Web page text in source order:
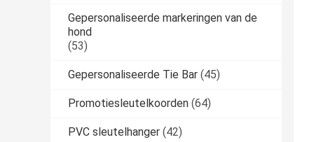
Gepersonaliseerde markeringen van de
hond
(53)
Gepersonaliseerde Tie Bar (45)
Promotiesleutelkoorden (64)
PVC sleutelhanger (42)